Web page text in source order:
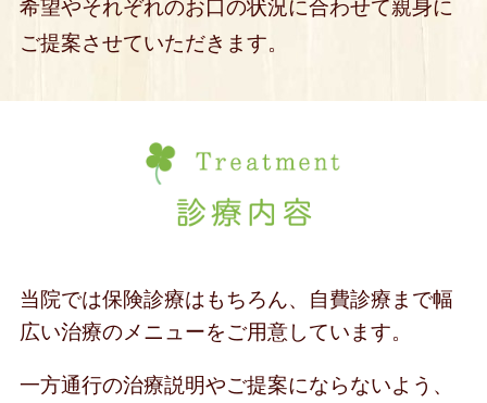
希望やそれぞれのお口の状況に合わせて親身に
ご提案させていただきます。
当院では保険診療はもちろん、自費診療まで幅
広い治療のメニューをご用意しています。
一方通行の治療説明やご提案にならないよう、